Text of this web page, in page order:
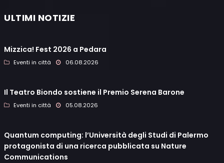
ULTIMI NOTIZIE
Mizzica! Fest 2026 a Pedara
Eventi in città 06.08.2026
Il Teatro Biondo sostiene il Premio Serena Barone
Eventi in città 05.08.2026
Quantum computing: l’Università degli Studi di Palermo
protagonista di una ricerca pubblicata su Nature
Communications